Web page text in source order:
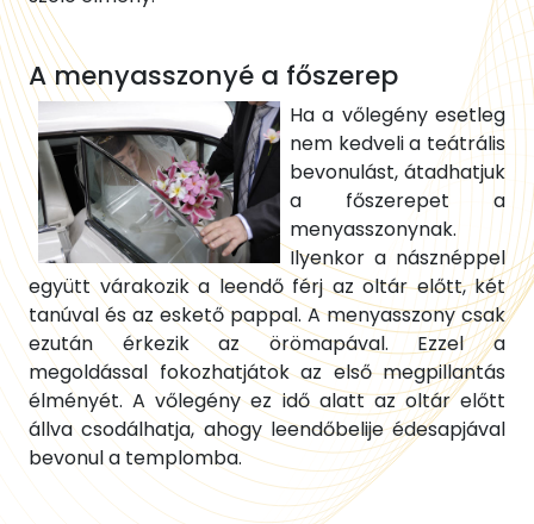
A menyasszonyé a főszerep
Ha a vőlegény esetleg
nem kedveli a teátrális
bevonulást, átadhatjuk
a főszerepet a
menyasszonynak.
Ilyenkor a násznéppel
együtt várakozik a leendő férj az oltár előtt, két
tanúval és az eskető pappal. A menyasszony csak
ezután érkezik az örömapával. Ezzel a
megoldással fokozhatjátok az első megpillantás
élményét. A vőlegény ez idő alatt az oltár előtt
állva csodálhatja, ahogy leendőbelije édesapjával
bevonul a templomba.